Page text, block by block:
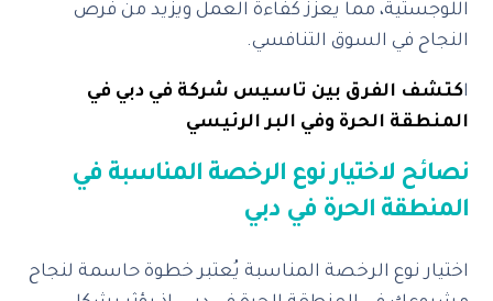
اللوجستية، مما يعزز كفاءة العمل ويزيد من فرص
النجاح في السوق التنافسي.
اكتشف الفرق بين تاسيس شركة في دبي في
المنطقة الحرة وفي البر الرئيسي
نصائح لاختيار نوع الرخصة المناسبة في
المنطقة الحرة في دبي
اختيار نوع الرخصة المناسبة يُعتبر خطوة حاسمة لنجاح